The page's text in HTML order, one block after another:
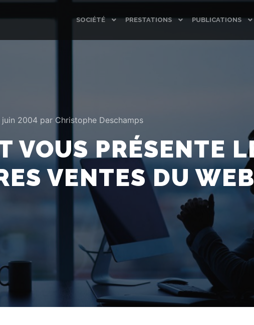
SOCIÉTÉ PRESTATIONS PUBLICATIONS
juin 2004par Christophe Deschamps
VOUS PRÉSENTE
VENTES DU WEB